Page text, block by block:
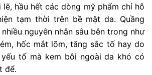
lẽ, hầu hết các dòng mỹ phẩm chỉ hỗ
tạm thời trên bề mặt da. Quầng
nguyên nhân sâu bên trong như
hốc mắt lõm, tăng sắc tố hay do
tố mà kem bôi ngoài da khó có
để.